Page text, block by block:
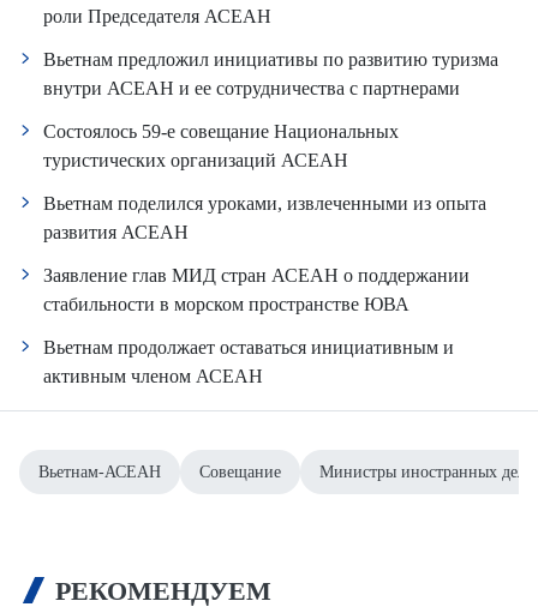
роли Председателя АСЕАН
Вьетнам предложил инициативы по развитию туризма
внутри АСЕАН и ее сотрудничества с партнерами
Состоялось 59-е совещание Национальных
туристических организаций АСЕАН
Вьетнам поделился уроками, извлеченными из опыта
развития АСЕАН
Заявление глав МИД стран АСЕАН о поддержании
стабильности в морском пространстве ЮВА
Вьетнам продолжает оставаться инициативным и
активным членом АСЕАН
Вьетнам-АСЕАН Совещание Министры иностранных дел
РЕКОМЕНДУЕМ